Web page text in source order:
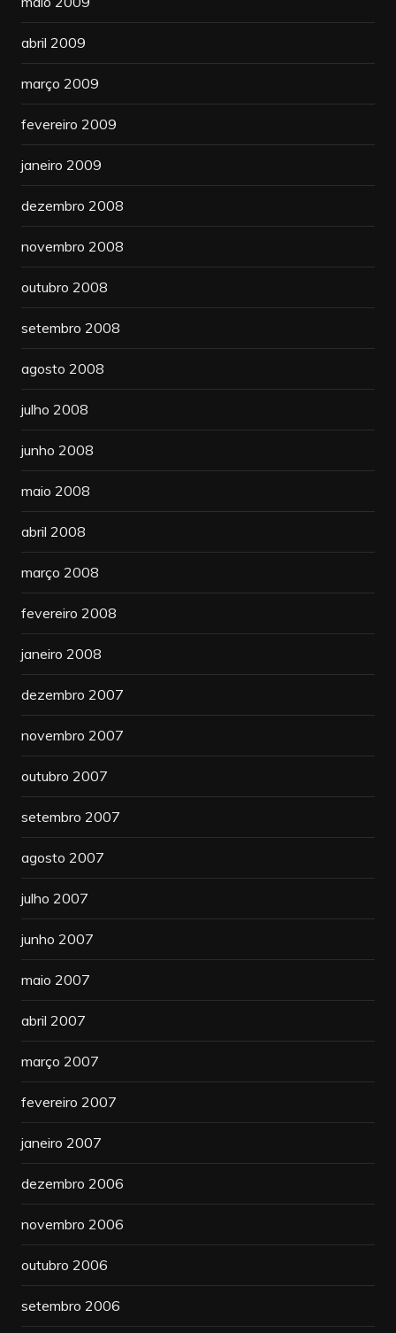
abril 2009
março 2009
fevereiro 2009
janeiro 2009
dezembro 2008
novembro 2008
outubro 2008
setembro 2008
agosto 2008
julho 2008
junho 2008
maio 2008
abril 2008
março 2008
fevereiro 2008
janeiro 2008
dezembro 2007
novembro 2007
outubro 2007
setembro 2007
agosto 2007
julho 2007
junho 2007
maio 2007
abril 2007
março 2007
fevereiro 2007
janeiro 2007
dezembro 2006
novembro 2006
outubro 2006
setembro 2006